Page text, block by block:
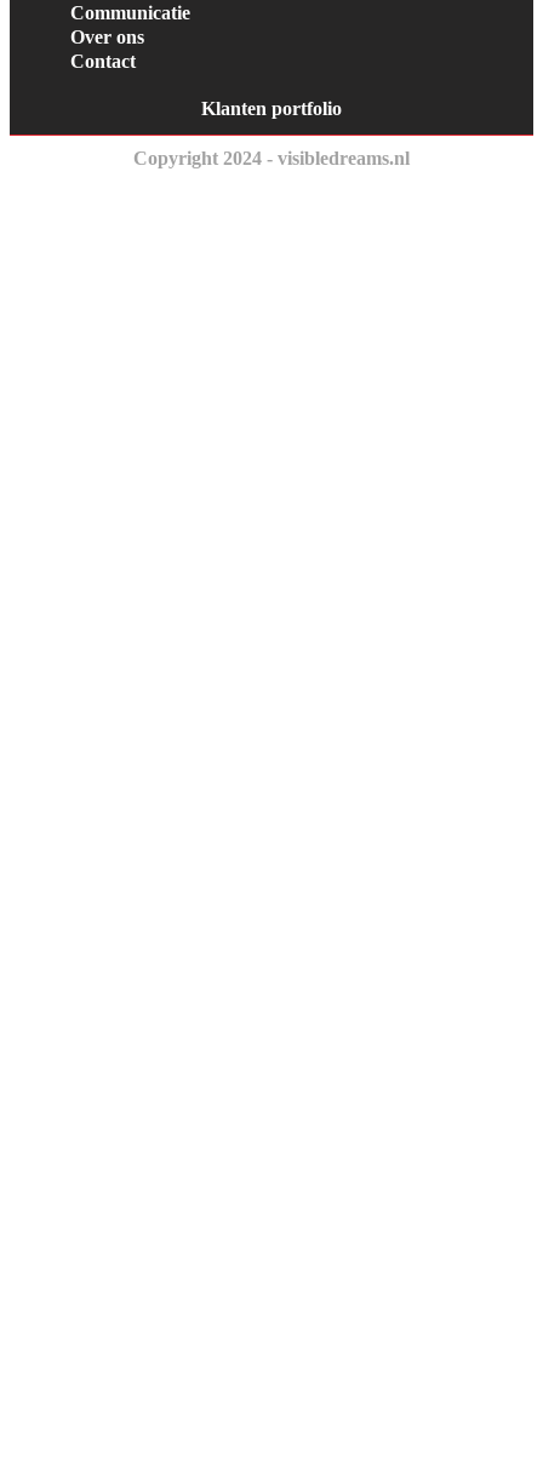
Communicatie
Over ons
Contact
Klanten portfolio
Copyright 2024 - visibledreams.nl